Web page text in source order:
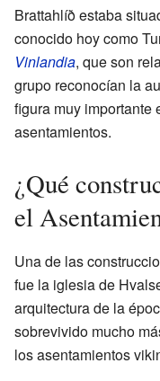
Brattahlíð estaba
conocido hoy como
Vinlandia, que son
grupo reconocían la
figura muy importante
asentamientos.
¿Qué
el
Una de las
fue la iglesia de
arquitectura de la
sobrevivido mucho
los asentamientos